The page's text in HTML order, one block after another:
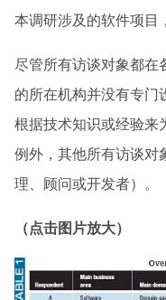
本调研涉及的软件项目
尽管所有访谈对象都在
的所在机构并没有专门
根据技术知识或经验来
例外，其他所有访谈对
理、顾问或开发者）。
（点击图片放大）